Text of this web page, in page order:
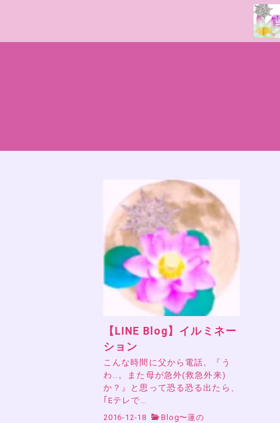
【LINE Blog】イルミネー
ション
こんな時間に父から電話。『う
わ…。また母が急外(救急外来)
か？』と思って恐る恐る出たら、
｢Eテレで…
2016-12-18
Blog〜蓮の